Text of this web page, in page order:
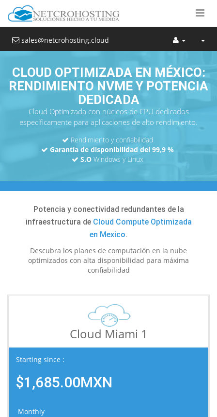
sales@netcrohosting.cloud
CLOUD OPTIMIZADA EN MÉXICO:
RENDIMIENTO NVME Y POTENCIA
DEDICADA
Cloud Optimizada con núcleos de CPU dedicados
específicamente para aplicaciones de alto rendimiento.
Rendimiento y confiabilidad
Garantía de disponibilidad del 99,9 %
S.OWindows y Linux
Potencia y conectividad redundantes de la
infraestructura de Cloud Compute Optimizada
en Mexico.
Descubra los planes de computación en la nube
optimizados con alta disponibilidad para máxima
confiabilidad
Cloud Miami 1
Starting since :
$1,685.00MXN
Monthly